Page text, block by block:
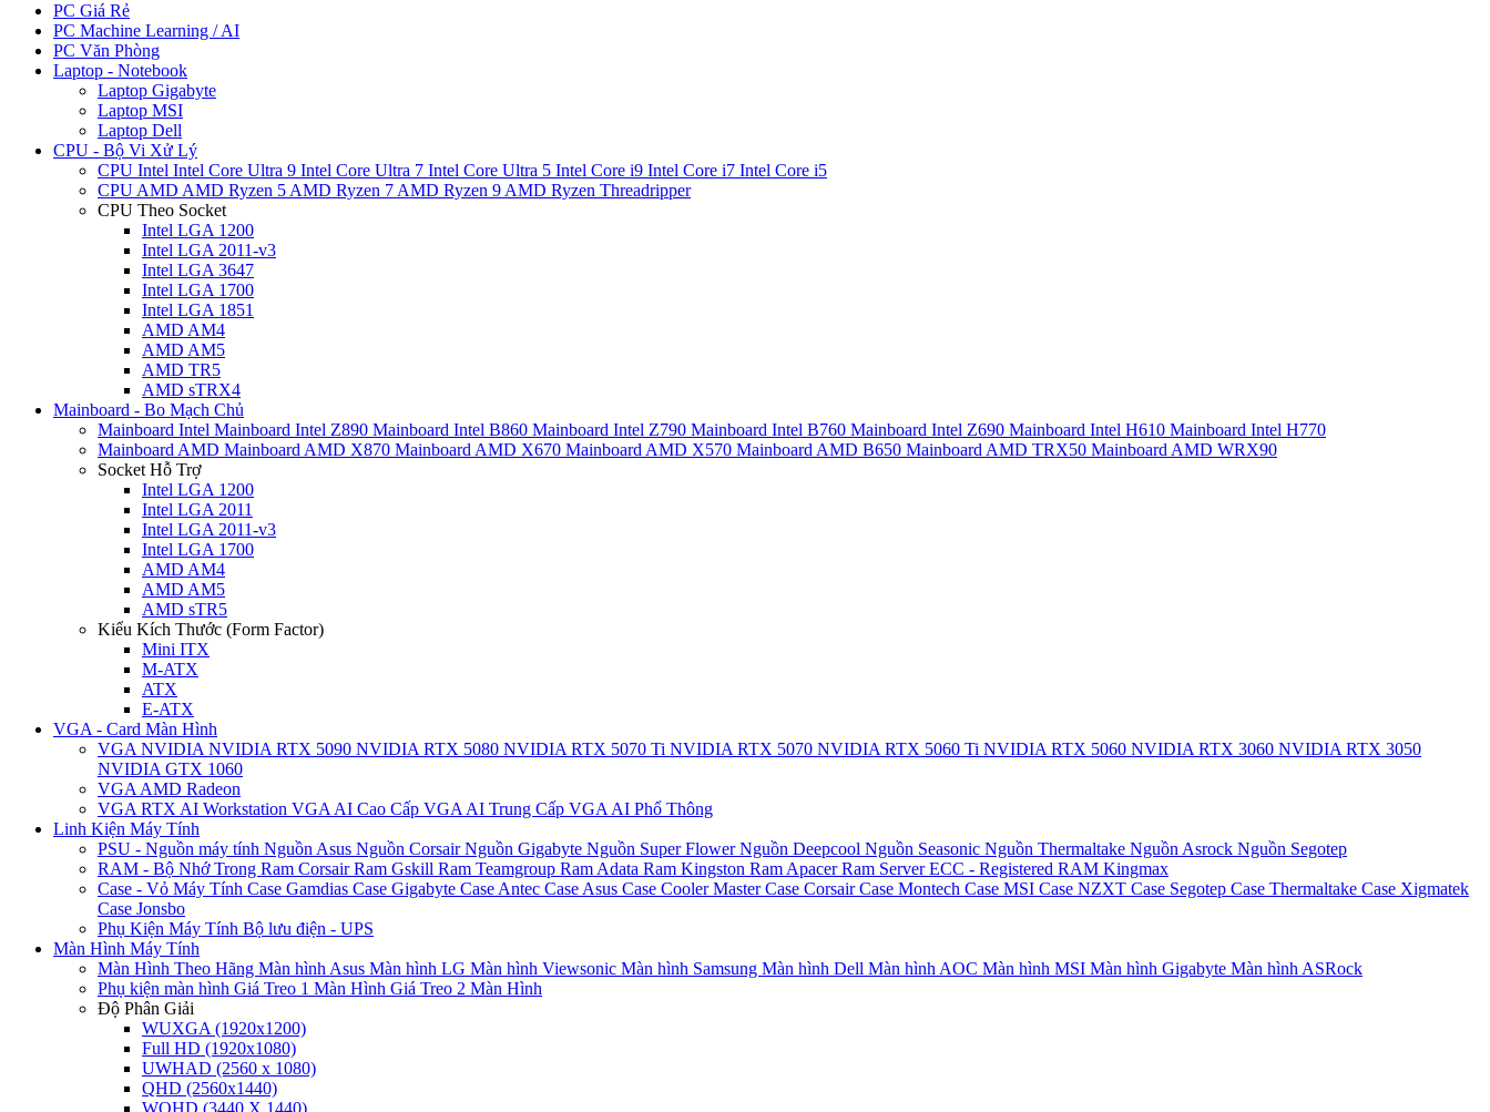
PC Giá Rẻ
PC Machine Learning / AI
PC Văn Phòng
Laptop - Notebook
Laptop Gigabyte
Laptop MSI
Laptop Dell
CPU - Bộ Vi Xử Lý
CPU Intel Intel Core Ultra 9 Intel Core Ultra 7 Intel Core Ultra 5 Intel Core i9 Intel Core i7 Intel Core i5
CPU AMD AMD Ryzen 5 AMD Ryzen 7 AMD Ryzen 9 AMD Ryzen Threadripper
CPU Theo Socket
Intel LGA 1200
Intel LGA 2011-v3
Intel LGA 3647
Intel LGA 1700
Intel LGA 1851
AMD AM4
AMD AM5
AMD TR5
AMD sTRX4
Mainboard - Bo Mạch Chủ
Mainboard Intel Mainboard Intel Z890 Mainboard Intel B860 Mainboard Intel Z790 Mainboard Intel B760 Mainboard Intel Z690 Mainboard Intel H610 Mainboard Intel H770
Mainboard AMD Mainboard AMD X870 Mainboard AMD X670 Mainboard AMD X570 Mainboard AMD B650 Mainboard AMD TRX50 Mainboard AMD WRX90
Socket Hỗ Trợ
Intel LGA 1200
Intel LGA 2011
Intel LGA 2011-v3
Intel LGA 1700
AMD AM4
AMD AM5
AMD sTR5
Kiểu Kích Thước (Form Factor)
Mini ITX
M-ATX
ATX
E-ATX
VGA - Card Màn Hình
VGA NVIDIA NVIDIA RTX 5090 NVIDIA RTX 5080 NVIDIA RTX 5070 Ti NVIDIA RTX 5070 NVIDIA RTX 5060 Ti NVIDIA RTX 5060 NVIDIA RTX 3060 NVIDIA RTX 3050
NVIDIA GTX 1060
VGA AMD Radeon
VGA RTX AI Workstation VGA AI Cao Cấp VGA AI Trung Cấp VGA AI Phổ Thông
Linh Kiện Máy Tính
PSU - Nguồn máy tính Nguồn Asus Nguồn CorsairNguồn Gigabyte Nguồn Super FlowerNguồn Deepcool Nguồn Seasonic Nguồn Thermaltake Nguồn Asrock Nguồn Segotep
RAM - Bộ Nhớ Trong Ram CorsairRam Gskill Ram Teamgroup Ram Adata Ram Kingston Ram ApacerRam Server ECC - Registered RAM Kingmax
Case - Vỏ Máy Tính Case Gamdias Case Gigabyte Case Antec Case Asus Case Cooler MasterCase CorsairCase Montech Case MSI Case NZXT Case Segotep Case Thermaltake Case Xigmatek
Case Jonsbo
Phụ Kiện Máy Tính Bộ lưu điện - UPS
Màn Hình Máy Tính
Màn Hình Theo Hãng Màn hình Asus Màn hình LG Màn hình Viewsonic Màn hình Samsung Màn hình Dell Màn hình AOC Màn hình MSI Màn hình Gigabyte Màn hình ASRock
Phụ kiện màn hình Giá Treo 1 Màn Hình Giá Treo 2 Màn Hình
Độ Phân Giải
WUXGA (1920x1200)
Full HD (1920x1080)
UWHAD (2560 x 1080)
QHD (2560x1440)
WQHD (3440 X 1440)